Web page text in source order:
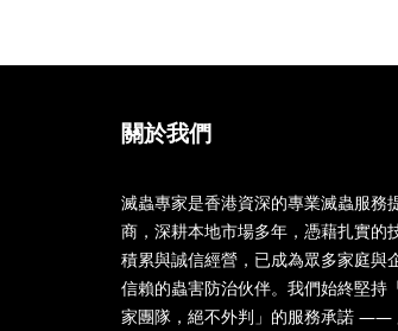
關於我們
滅蟲專家是香港資深的專業滅蟲服務
商，深耕本地市場多年，憑藉扎實的
積累與誠信經營，已成為眾多家庭與
信賴的蟲害防治伙伴。我們始終堅持
家團隊，絕不外判」的服務承諾 ——